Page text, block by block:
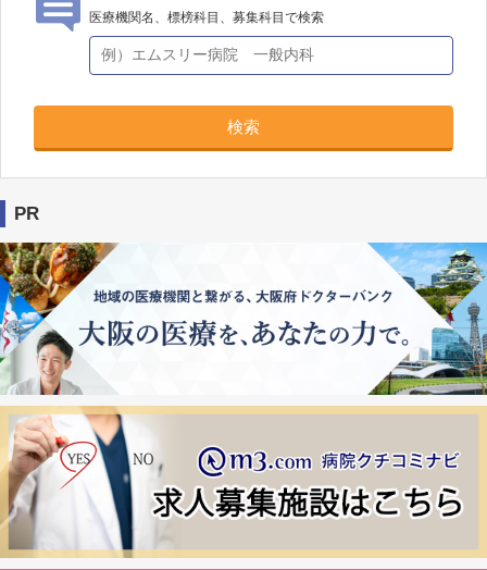
医療機関名、標榜科目、募集科目で検索
検索
PR